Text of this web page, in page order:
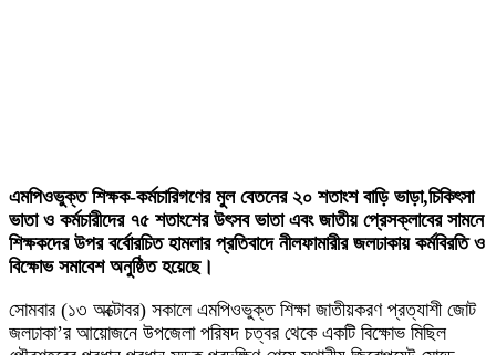
এমপিওভুক্ত শিক্ষক-কর্মচারিগণের মুল বেতনের ২০ শতাংশ বাড়ি ভাড়া,চিকিৎসা
ভাতা ও কর্মচারীদের ৭৫ শতাংশের উৎসব ভাতা এবং জাতীয় প্রেসক্লাবের সামনে
শিক্ষকদের উপর বর্বোরচিত হামলার প্রতিবাদে নীলফামারীর জলঢাকায় কর্মবিরতি ও
বিক্ষোভ সমাবেশ অনুষ্ঠিত হয়েছে।
সোমবার (১৩ অক্টোবর) সকালে এমপিওভুক্ত শিক্ষা জাতীয়করণ প্রত্যাশী জোট
জলঢাকা’র আয়োজনে উপজেলা পরিষদ চত্বর থেকে একটি বিক্ষোভ মিছিল